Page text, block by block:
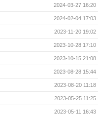
2024-03-27 16:20
2024-02-04 17:03
2023-11-20 19:02
2023-10-28 17:10
2023-10-15 21:08
2023-08-28 15:44
2023-08-20 11:18
2023-05-25 11:25
2023-05-11 16:43